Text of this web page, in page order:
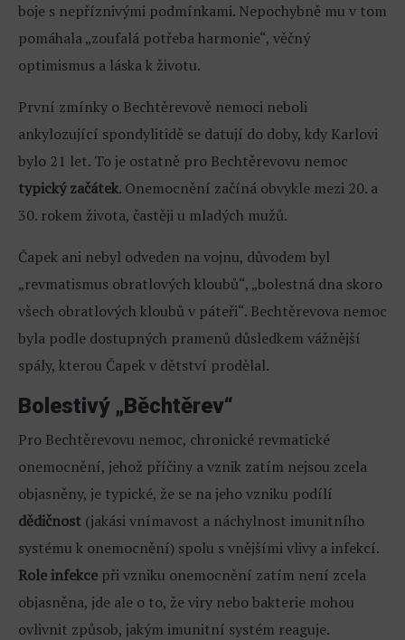
boje s nepříznivými podmínkami. Nepochybně mu v tom
pomáhala „zoufalá potřeba harmonie“, věčný
optimismus a láska k životu.
První zmínky o Bechtěrevově nemoci neboli
ankylozující spondylitidě se datují do doby, kdy Karlovi
bylo 21 let. To je ostatně pro Bechtěrevovu nemoc
typický začátek. Onemocnění začíná obvykle mezi 20. a
30. rokem života, častěji u mladých mužů.
Čapek ani nebyl odveden na vojnu, důvodem byl
„revmatismus obratlových kloubů“, „bolestná dna skoro
všech obratlových kloubů v páteři“. Bechtěrevova nemoc
byla podle dostupných pramenů důsledkem vážnější
spály, kterou Čapek v dětství prodělal.
Bolestivý „Běchtěrev“
Pro Bechtěrevovu nemoc, chronické revmatické
onemocnění, jehož příčiny a vznik zatím nejsou zcela
objasněny, je typické, že se na jeho vzniku podílí
dědičnost (jakási vnímavost a náchylnost imunitního
systému k onemocnění) spolu s vnějšími vlivy a infekcí.
Role infekce při vzniku onemocnění zatím není zcela
objasněna, jde ale o to, že viry nebo bakterie mohou
ovlivnit způsob, jakým imunitní systém reaguje.